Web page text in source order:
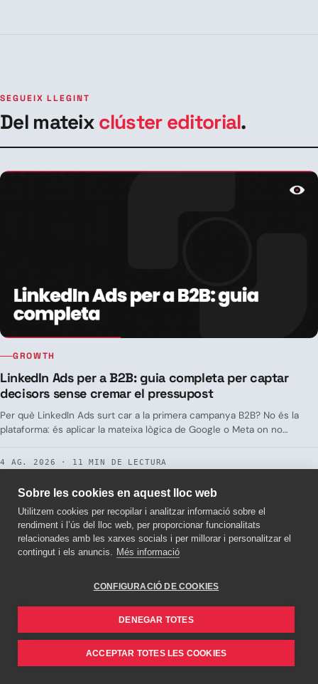
SEGUEIX LLEGINT
Del mateixclúster editorial.
GROWTH
LinkedIn Ads per a B2B: guia completa per captar
decisors sense cremar el pressupost
Per què LinkedIn Ads surt car a la primera campanya B2B? No és la
plataforma: és aplicar la mateixa lògica de Google o Meta on no
de CPL a Espanya.
4 AG. 2026 · 11 MIN DE LECTURA
GROWTH
Sobre les cookies en aquest lloc web
Utilitzem cookies per recopilar i analitzar informació sobre el
rendiment i l’ús del lloc web, per proporcionar funcionalitats
relacionades amb les xarxes socials i per millorar i personalitzar el
contingut i els anuncis. Més informació
CONFIGURACIÓ DE COOKIES
DENEGAR TOTES
ACCEPTAR TOTES LES COOKIES